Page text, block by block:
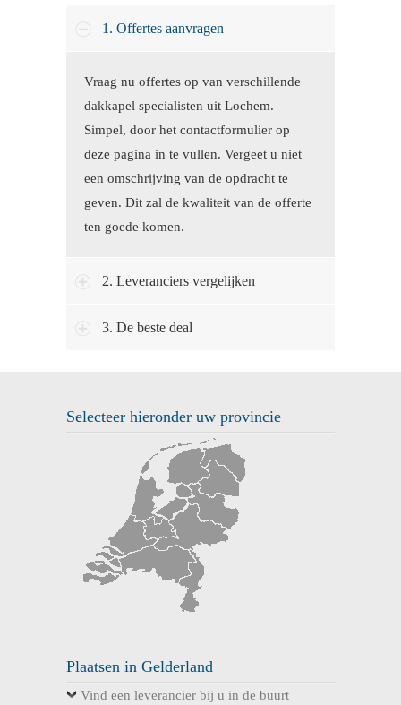
1. Offertes aanvragen
Vraag nu offertes op van verschillende
dakkapel specialisten uit Lochem.
Simpel, door het contactformulier op
deze pagina in te vullen. Vergeet u niet
een omschrijving van de opdracht te
geven. Dit zal de kwaliteit van de offerte
ten goede komen.
2. Leveranciers vergelijken
3. De beste deal
Selecteer hieronder uw provincie
Plaatsen in Gelderland
Vind een leverancier bij u in de buurt